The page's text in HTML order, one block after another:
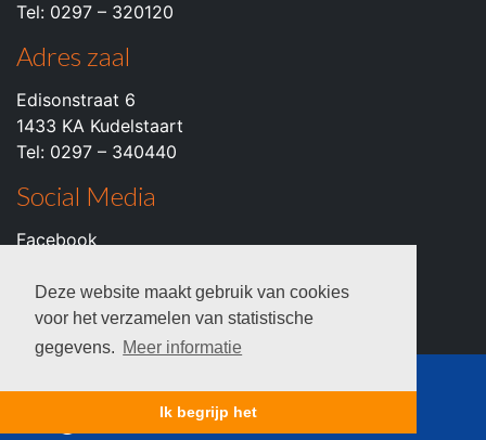
Deze website maakt gebruik van cookies
voor het verzamelen van statistische
gegevens. Meer informatie
Ik begrijp het
Tel: 0297 – 320120
Adres zaal
Edisonstraat 6
1433 KA Kudelstaart
Tel: 0297 – 340440
Social Media
Facebook
Youtube